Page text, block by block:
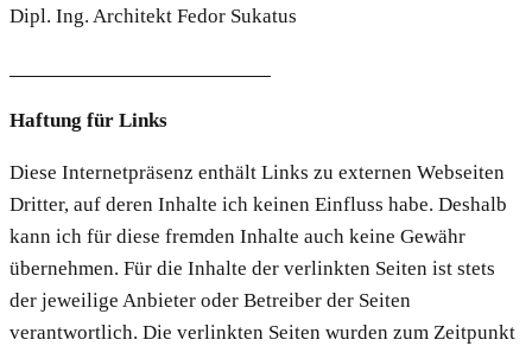
Dipl. Ing. Architekt Fedor Sukatus
Haftung für Links
Diese Internetpräsenz enthält Links zu externen Webseiten
Dritter, auf deren Inhalte ich keinen Einfluss habe. Deshalb
kann ich für diese fremden Inhalte auch keine Gewähr
übernehmen. Für die Inhalte der verlinkten Seiten ist stets
der jeweilige Anbieter oder Betreiber der Seiten
verantwortlich. Die verlinkten Seiten wurden zum Zeitpunkt